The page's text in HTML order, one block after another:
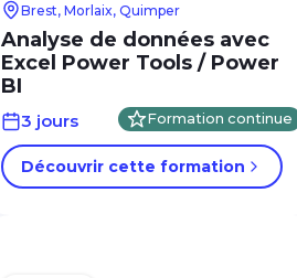
Brest, Morlaix, Quimper
Analyse de données avec
Excel Power Tools / Power
BI
3 jours Formation continue
Découvrir cette formation